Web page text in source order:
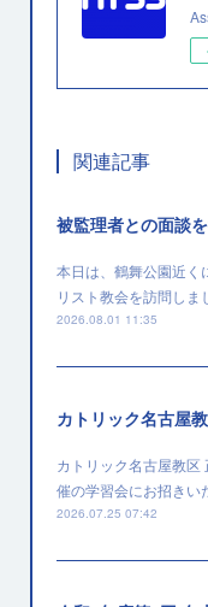
関連記事
被監理者との面談
本日は、鶴舞公園近く
リスト教会を訪問し
2026.08.01 11:35
カトリック名古屋教区
催の学習会にお招き
2026.07.25 07:42